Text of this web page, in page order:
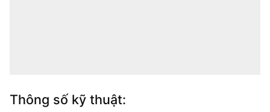
Thông số kỹ thuật: